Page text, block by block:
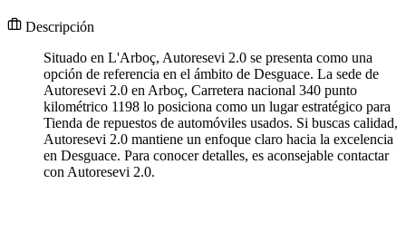
Descripción
Situado en L'Arboç, Autoresevi 2.0 se presenta como una
opción de referencia en el ámbito de Desguace. La sede de
Autoresevi 2.0 en Arboç, Carretera nacional 340 punto
kilométrico 1198 lo posiciona como un lugar estratégico para
Tienda de repuestos de automóviles usados. Si buscas calidad,
Autoresevi 2.0 mantiene un enfoque claro hacia la excelencia
en Desguace. Para conocer detalles, es aconsejable contactar
con Autoresevi 2.0.